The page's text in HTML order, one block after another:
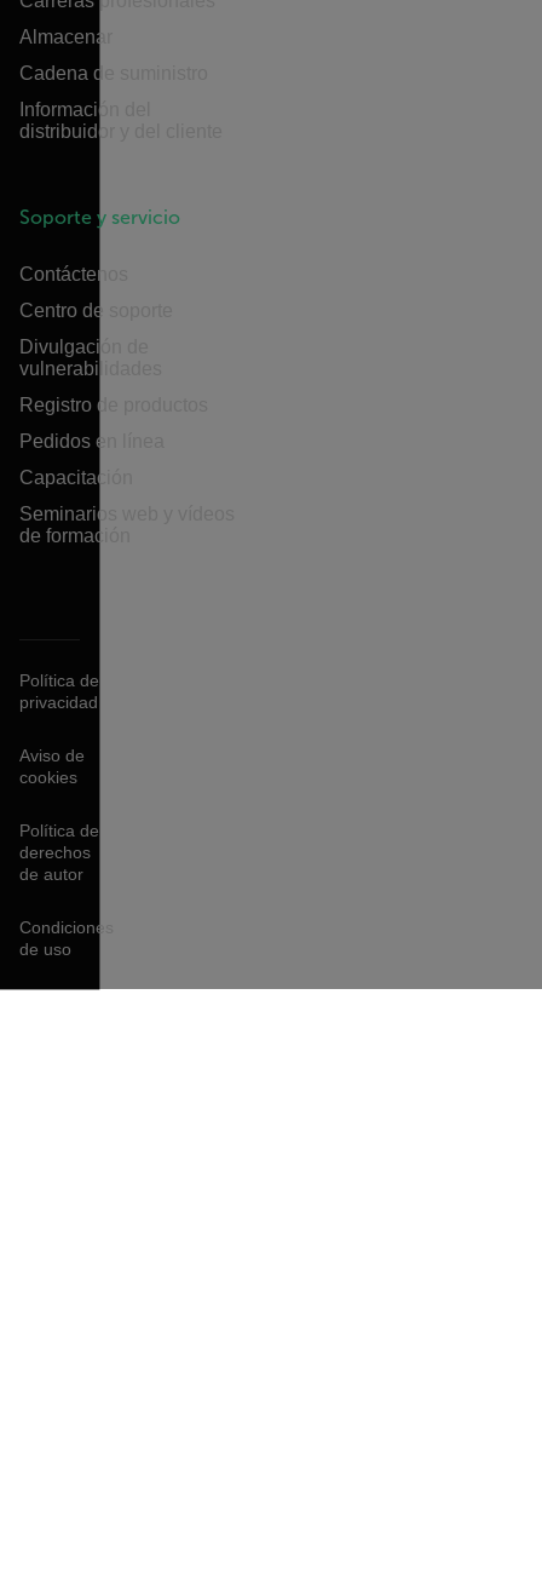
Almacenar
Cadena de suministro
Información del
distribuidor y del cliente
Soporte y servicio
Contáctenos
Centro de soporte
Divulgación de
vulnerabilidades
Registro de productos
Pedidos en línea
Capacitación
Seminarios web y vídeos
de formación
Política de
privacidad
Aviso de
cookies
Política de
derechos
de autor
Condiciones
de uso